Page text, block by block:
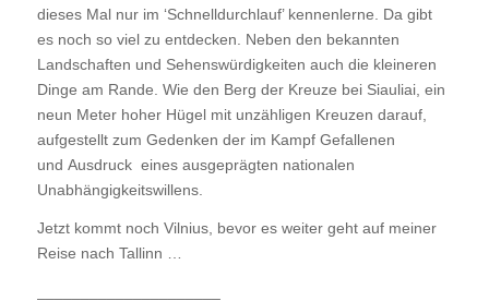
dieses Mal nur im ‘Schnelldurchlauf’ kennenlerne. Da gibt
es noch so viel zu entdecken. Neben den bekannten
Landschaften und Sehenswürdigkeiten auch die kleineren
Dinge am Rande. Wie den Berg der Kreuze bei Siauliai, ein
neun Meter hoher Hügel mit unzähligen Kreuzen darauf,
aufgestellt zum Gedenken der im Kampf Gefallenen
und Ausdruck eines ausgeprägten nationalen
Unabhängigkeitswillens.
Jetzt kommt noch Vilnius, bevor es weiter geht auf meiner
Reise nach Tallinn …